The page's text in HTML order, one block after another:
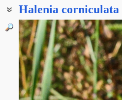
Halenia corniculata
Галения рожковая
Галения рожковидная
Галения сибирская